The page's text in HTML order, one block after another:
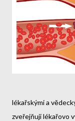
lékařskými a
zveřejňuji lékařovo